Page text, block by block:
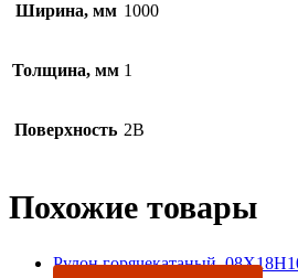
Ширина, мм 1000
Толщина, мм 1
Поверхность 2B
Похожие товары
Рулон горячекатаный,